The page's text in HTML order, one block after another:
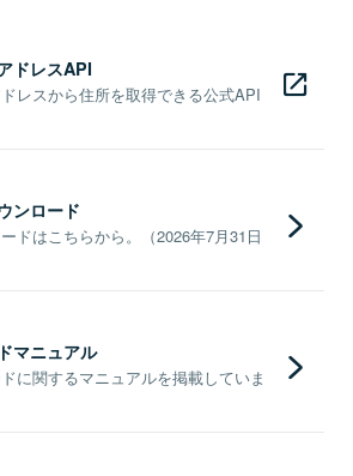
ドレスAPI
レスから住所を取得できる公式API
ンロード
ドはこちらから。（2026年7月31日
マニュアル
に関するマニュアルを掲載していま